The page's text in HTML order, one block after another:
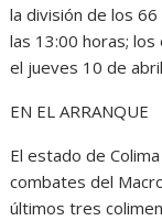
la división de los
las 13:00 horas;
el jueves 10 de
EN EL ARRANQUE
El estado de
combates del
últimos tres